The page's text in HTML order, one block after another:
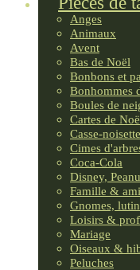
Anges
Animaux
Avent
Bas de Noël
Bonbons et
Bonhommes
Boules de
Cartes de
Casse-noisette
Cimes
Coca-Cola
Disney,
Famille &
Gnomes,
Loisirs &
Mariage
Oiseaux &
Peluches